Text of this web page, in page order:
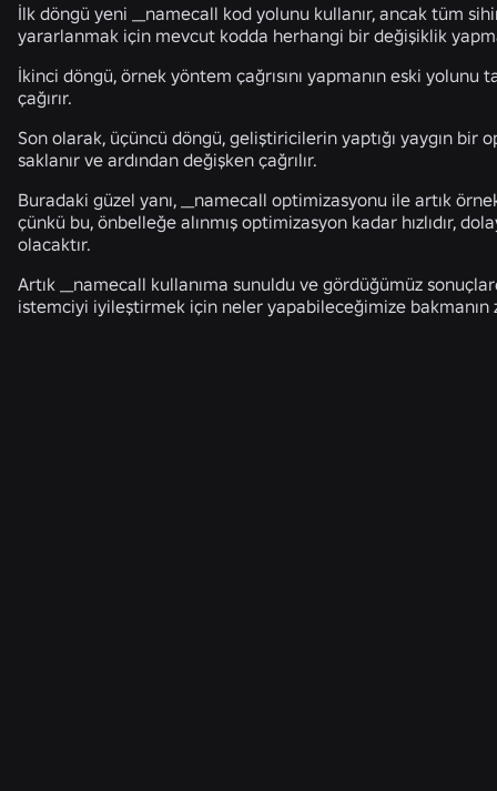
İlk döngü yeni __namecall kod yolunu kullanır, ancak tüm
yararlanmak için mevcut kodda herhangi bir değişiklik
İkinci döngü, örnek yöntem çağrısını yapmanın eski
çağırır.
Son olarak, üçüncü döngü, geliştiricilerin yaptığı yaygın
saklanır ve ardından değişken çağrılır.
Buradaki güzel yanı, __namecall optimizasyonu ile artık
çünkü bu, önbelleğe alınmış optimizasyon kadar hızlıdır,
olacaktır.
Artık __namecall kullanıma sunuldu ve gördüğümüz
istemciyi iyileştirmek için neler yapabileceğimize bakmanın